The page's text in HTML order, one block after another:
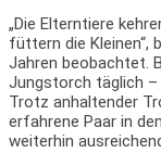
„Die Elterntiere
füttern die Kleinen“,
Jahren beobachtet.
Jungstorch täglich
Trotz anhaltender
erfahrene Paar in
weiterhin